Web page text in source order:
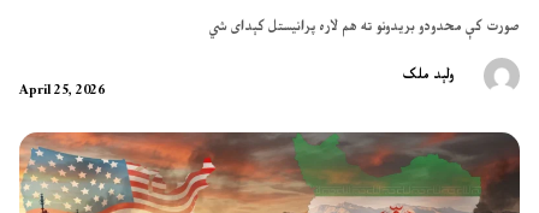
صورت کې محدودو بریدونو ته هم لاره پرانیستل کېدای شي
April 25, 2026
ولېد ملک